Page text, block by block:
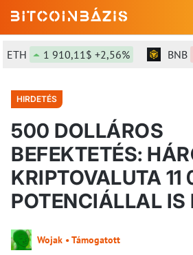
1 910,11$ +2,56% BNB
HIRDETÉS
500 DOLLÁROS
BEFEKTETÉS:
KRIPTOVALUTA
POTENCIÁLLAL IS
Wojak • Támogatott